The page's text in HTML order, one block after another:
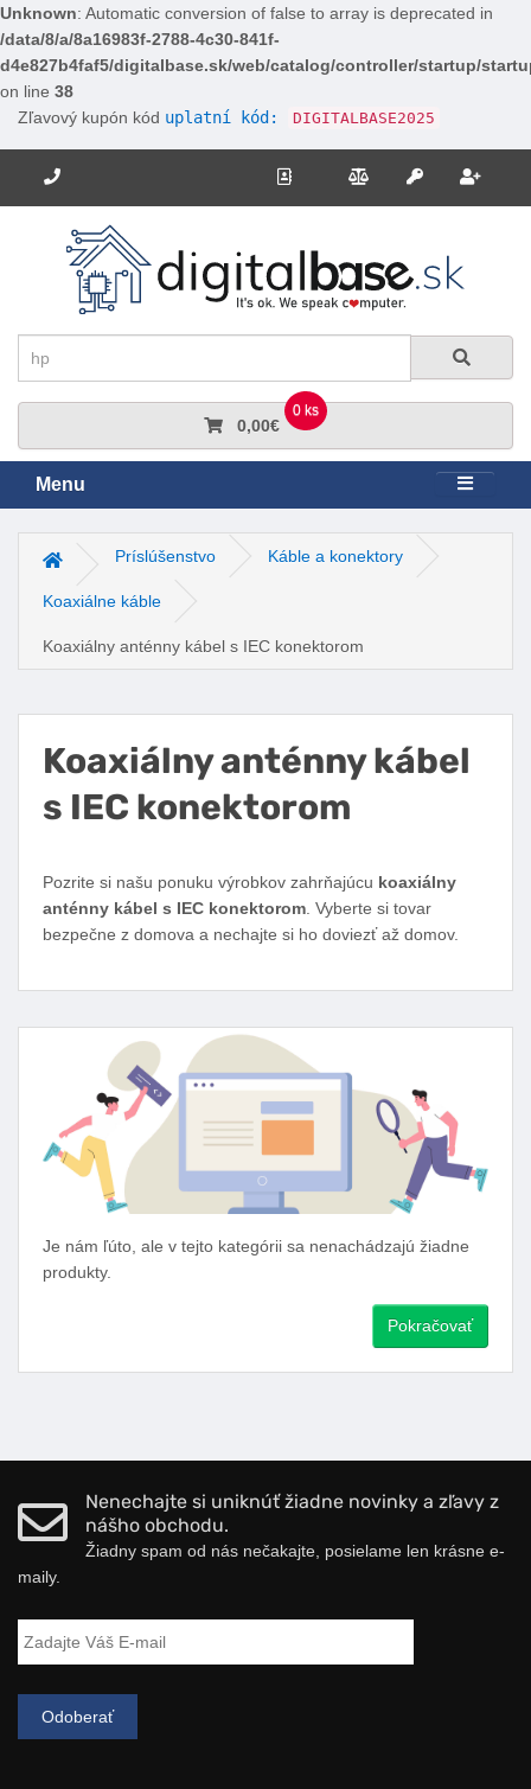
Unknown: Automatic conversion of false to array is deprecated in
/data/8/a/8a16983f-2788-4c30-841f-
d4e827b4faf5/digitalbase.sk/web/catalog/controller/startup/
on line 38
Zľavový kupón kód uplatní kód: DIGITALBASE2025
Potrebujete poradiť? Zavolajte nám. Kontakt Porovnanie
Prihlásiť sa
0 ks
0,00€
Menu
Hlavná stránka
Príslúšenstvo Káble a konektory
Koaxiálne káble
Koaxiálny anténny kábel s IEC konektorom
Koaxiálny anténny kábel
s IEC konektorom
Facebook
TwitterPinterest
LinkedIn
Tumblr
reddit
Pozrite si našu ponuku výrobkov zahrňajúcu koaxiálny
anténny kábel s IEC konektorom . Vyberte si tovar
bezpečne z domova a nechajte si ho doviezť až domov.
Je nám ľúto, ale v tejto kategórii sa nenachádzajú žiadne
produkty.
Pokračovať
Nenechajte si uniknúť žiadne novinky a zľavy z
nášho obchodu.
Žiadny spam od nás nečakajte, posielame len krásne e-
maily.